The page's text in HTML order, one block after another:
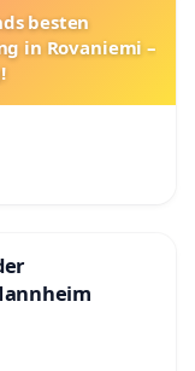
besten
in Rovaniemi –